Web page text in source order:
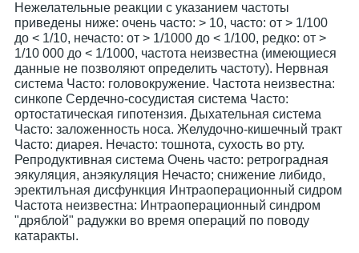
Нежелательные реакции с указанием частоты
приведены ниже: очень часто: > 10, часто: от > 1/100
до < 1/10, нечасто: от > 1/1000 до < 1/100, редко: от >
1/10 000 до < 1/1000, частота неизвестна (имеющиеся
данные не позволяют определить частоту). Нервная
система Часто: головокружение. Частота неизвестна:
синкопе Сердечно-сосудистая система Часто:
ортостатическая гипотензия. Дыхательная система
Часто: заложенность носа. Желудочно-кишечный тракт
Часто: диарея. Нечасто: тошнота, сухость во рту.
Репродуктивная система Очень часто: ретроградная
эякуляция, анэякуляция Нечасто; снижение либидо,
эректилъная дисфункция Интраоперационный сидром
Частота неизвестна: Интраоперационный синдром
"дряблой" радужки во время операций по поводу
катаракты.